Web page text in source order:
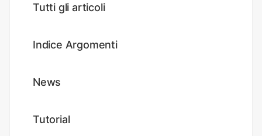
Tutti gli articoli
Indice Argomenti
News
Tutorial